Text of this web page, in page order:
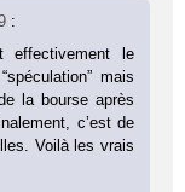
:
effectivement le
mais
la bourse après
c’est de
Voilà les vrais